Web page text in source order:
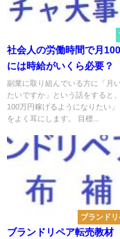
社会人の労働時間で月
には時給がいくら必要？
副業に取り組んでいる方に「月
たいですか」という話をすると
100万円稼げるようになりたい
をよく耳にします。 目標...
ブランド
ブランドリペア転売教